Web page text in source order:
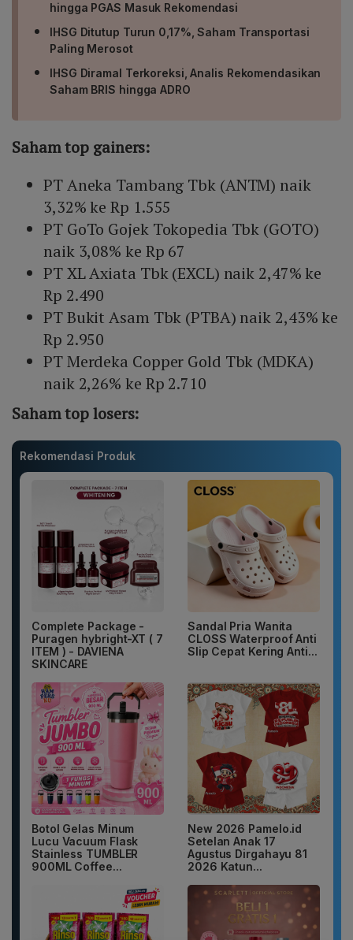
hingga PGAS Masuk Rekomendasi
IHSG Ditutup Turun 0,17%, Saham Transportasi
Paling Merosot
IHSG Diramal Terkoreksi, Analis Rekomendasikan
Saham BRIS hingga ADRO
Saham top gainers:
PT Aneka Tambang Tbk (ANTM) naik
3,32% ke Rp 1.555
PT GoTo Gojek Tokopedia Tbk (GOTO)
naik 3,08% ke Rp 67
PT XL Axiata Tbk (EXCL) naik 2,47% ke
Rp 2.490
PT Bukit Asam Tbk (PTBA) naik 2,43% ke
Rp 2.950
PT Merdeka Copper Gold Tbk (MDKA)
naik 2,26% ke Rp 2.710
Saham top losers:
Rekomendasi Produk
Complete Package -
Puragen hybright-XT ( 7
ITEM ) - DAVIENA
SKINCARE
Sandal Pria Wanita
CLOSS Waterproof Anti
Slip Cepat Kering Anti...
Botol Gelas Minum
Lucu Vacuum Flask
Stainless TUMBLER
900ML Coffee...
New 2026 Pamelo.id
Setelan Anak 17
Agustus Dirgahayu 81
2026 Katun...